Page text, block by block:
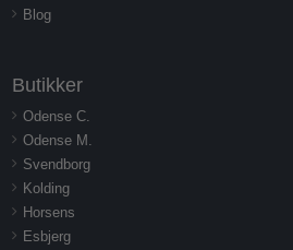
Blog
Butikker
Odense C.
Odense M.
Svendborg
Kolding
Horsens
Esbjerg